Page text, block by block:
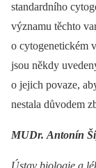
standardního
významu těchto
o cytogenetickém
jsou někdy
o jejich povaze,
nestala důvodem
MUDr. Antonín